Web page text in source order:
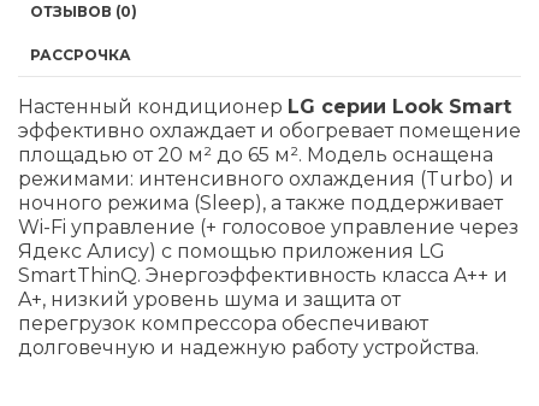
ОТЗЫВОВ (0)
РАССРОЧКА
Настенный кондиционер LG серии Look Smart
эффективно охлаждает и обогревает помещение
площадью от 20 м² до 65 м². Модель оснащена
режимами: интенсивного охлаждения (Turbo) и
ночного режима (Sleep), а также поддерживает
Wi-Fi управление (+ голосовое управление через
Ядекс Алису) с помощью приложения LG
SmartThinQ. Энергоэффективность класса A++ и
A+, низкий уровень шума и защита от
перегрузок компрессора обеспечивают
долговечную и надежную работу устройства.